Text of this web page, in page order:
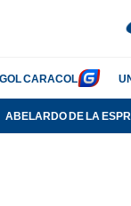
GOL CARACOL
ABELARDO DE LA